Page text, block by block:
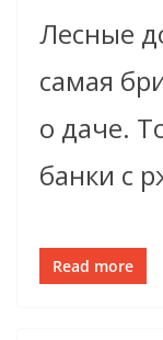
Лесные
самая
о даче.
банки с
Read more